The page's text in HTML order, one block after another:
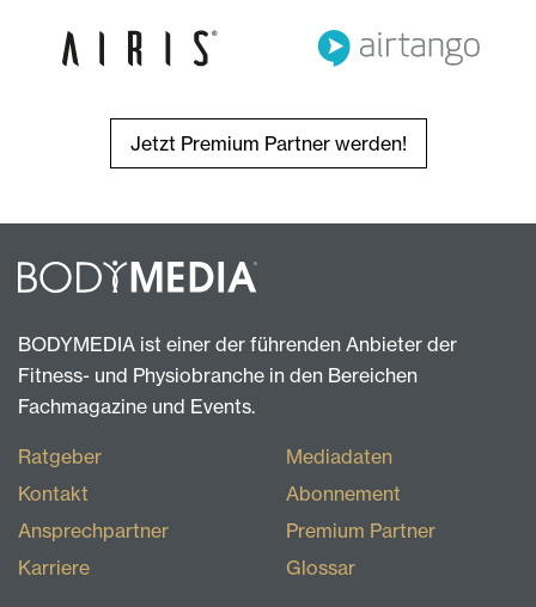
Jetzt Premium Partner werden!
BODYMEDIA ist einer der führenden Anbieter der
Fitness- und Physiobranche in den Bereichen
Fachmagazine und Events.
Ratgeber
Kontakt
Ansprechpartner
Karriere
Mediadaten
Abonnement
Premium Partner
Glossar